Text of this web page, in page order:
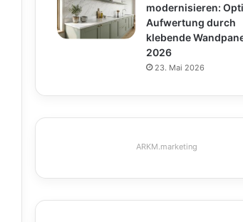
modernisieren:
Aufwertung durch
klebende
2026
23. Mai 2026
ARKM.marketing